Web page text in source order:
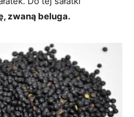
zwaną beluga.